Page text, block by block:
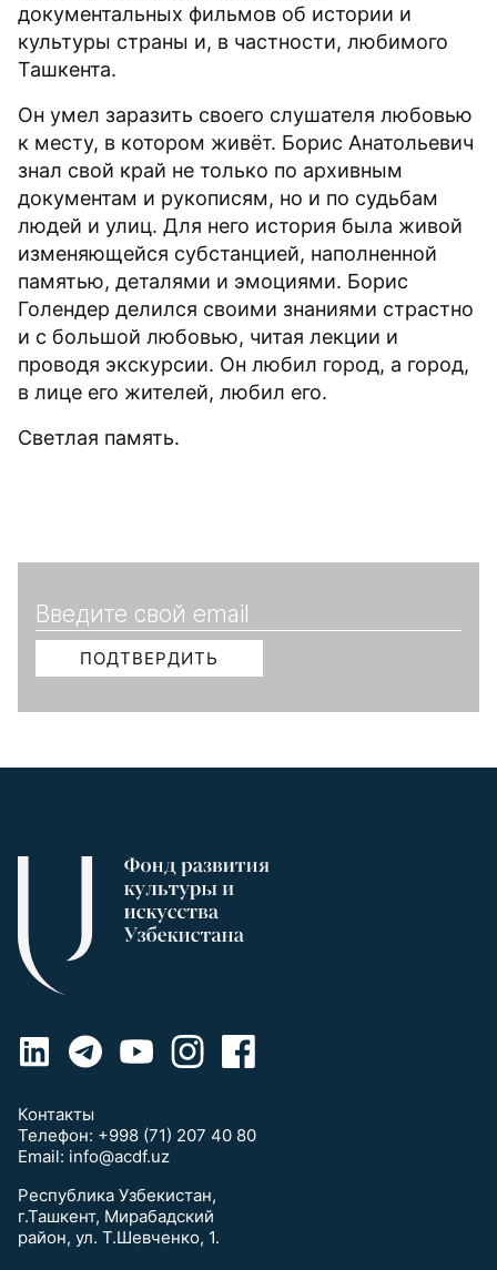
документальных фильмов об истории и
культуры страны и, в частности, любимого
Ташкента.
Он умел заразить своего слушателя любовью
к месту, в котором живёт. Борис Анатольевич
знал свой край не только по архивным
документам и рукописям, но и по судьбам
людей и улиц. Для него история была живой
изменяющейся субстанцией, наполненной
памятью, деталями и эмоциями. Борис
Голендер делился своими знаниями страстно
и с большой любовью, читая лекции и
проводя экскурсии. Он любил город, а город,
в лице его жителей, любил его.
Светлая память.
Контакты
Телефон: +998 (71) 207 40 80
Email: info@acdf.uz
Республика Узбекистан,
г.Ташкент, Мирабадский
район, ул. Т.Шевченко, 1.